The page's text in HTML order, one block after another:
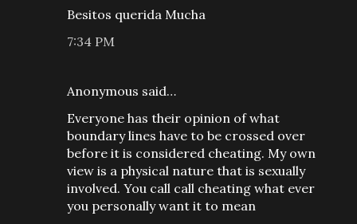
Besitos querida Mucha
7:34 PM
Anonymous said…
Everyone has their opinion of what
boundary lines have to be crossed over
before it is considered cheating. My own
view is a physical nature that is sexually
involved. You call call cheating what ever
you personally want it to mean